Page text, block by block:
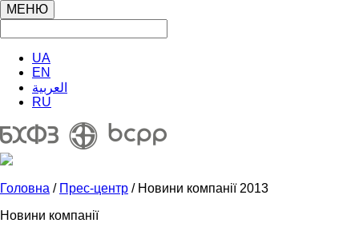
МЕНЮ
UA
EN
العربية
RU
Головна / Прес-центр / Новини компанії 2013
Новини компанії